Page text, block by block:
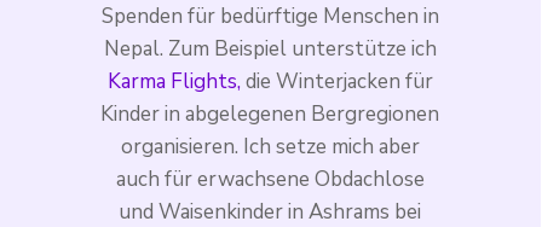
Spenden für bedürftige Menschen in
Nepal. Zum Beispiel unterstütze ich
Karma Flights, die Winterjacken für
Kinder in abgelegenen Bergregionen
organisieren. Ich setze mich aber
auch für erwachsene Obdachlose
und Waisenkinder in Ashrams bei